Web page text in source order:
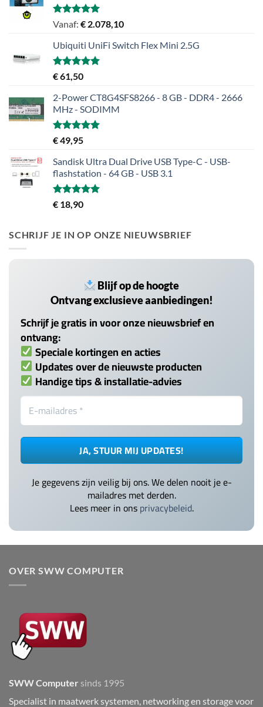
Gewaardeerd
Vanaf: € 2.078,10
Ubiquiti UniFi Switch Flex Mini 2.5G
Gewaardeerd
uit 5
€61,50
2-Power CT8G4SFS8266 - 8 GB - DDR4 - 2666
MHz - SODIMM
Gewaardeerd
uit 5
€49,95
Sandisk Ultra Dual Drive USB Type-C - USB-
flashstation - 64 GB - USB 3.1
Gewaardeerd
uit 5
€ 18,90
SCHRIJF JE IN OP ONZE NIEUWSBRIEF
Blijf op de hoogte
Ontvang exclusieve aanbiedingen!
Schrijf je gratis in voor onze nieuwsbrief en
ontvang:
Speciale kortingen en acties
Updates over de nieuwste producten
Handige tips & installatie-advies
Je gegevens zijn veilig bij ons. We delen nooit je e-
mailadres met derden.
Lees meer in onsprivacybeleid.
OVER SWW COMPUTER
SWW Computer sinds 1995
Specialist in maatwerk systemen, networking en storage voor